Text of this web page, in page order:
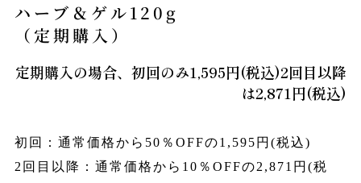
ハーブ＆ゲル120g
（定期購入）
定期購入の場合、初回のみ1,595円(税込)2回目以降
は2,871円(税込)
初回：通常価格から50％OFFの1,595円(税込)
2回目以降：通常価格から10％OFFの2,871円(税